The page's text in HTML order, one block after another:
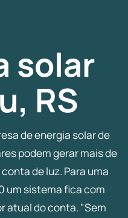
solar
RS
de energia solar de
podem gerar mais de
de luz. Para uma
um sistema fica com
atual do conta. "Sem